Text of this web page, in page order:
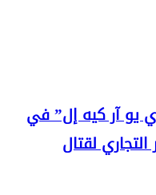
يو آر كيه إل” في
لقتال